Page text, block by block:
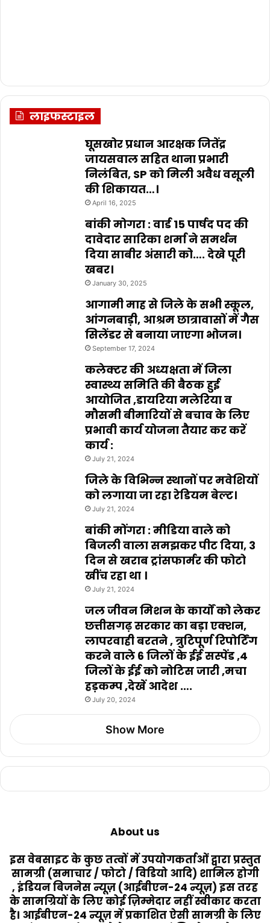
लाइफस्टाइल
घूसखोर प्रधान आरक्षक जितेंद्र
जायसवाल सहित थाना प्रभारी
निलंबित, SP को मिली अवैध वसूली
की शिकायत…।
April 16, 2025
बांकी मोगरा : वार्ड 15 पार्षद पद की
दावेदार सारिका शर्मा ने समर्थन
दिया साबीर अंसारी को…. देखे पूरी
खबर।
January 30, 2025
आगामी माह से जिले के सभी स्कूल,
आंगनबाड़ी, आश्रम छात्रावासों में गैस
सिलेंडर से बनाया जाएगा भोजन।
September 17, 2024
कलेक्टर की अध्यक्षता में जिला
स्वास्थ्य समिति की बैठक हुई
आयोजित ,डायरिया मलेरिया व
मौसमी बीमारियों से बचाव के लिए
प्रभावी कार्य योजना तैयार कर करें
कार्य :
July 21, 2024
जिले के विभिन्न स्थानों पर मवेशियों
को लगाया जा रहा रेडियम बेल्ट।
July 21, 2024
बांकी मोंगरा : मीडिया वाले को
बिजली वाला समझकर पीट दिया, 3
दिन से खराब ट्रांसफार्मर की फोटो
खींच रहा था ।
July 21, 2024
जल जीवन मिशन के कार्यों को लेकर
छत्तीसगढ़ सरकार का बड़ा एक्शन,
लापरवाही बरतने , त्रुटिपूर्ण रिपोर्टिंग
करने वाले 6 जिलों के ईई सस्पेंड ,4
जिलों के ईई को नोटिस जारी ,मचा
हड़कम्प ,देखें आदेश ….
July 20, 2024
Show More
About us
इस वेबसाइट के कुछ तत्वों में उपयोगकर्ताओं द्वारा प्रस्तुत
सामग्री (समाचार / फोटो / विडियो आदि) शामिल होगी
, इंडियन बिजनेस न्यूज़ (आईबीएन-24 न्यूज़) इस तरह
के सामग्रियों के लिए कोई ज़िम्मेदार नहीं स्वीकार करता
है। आईबीएन-24 न्यूज़ में प्रकाशित ऐसी सामग्री के लिए